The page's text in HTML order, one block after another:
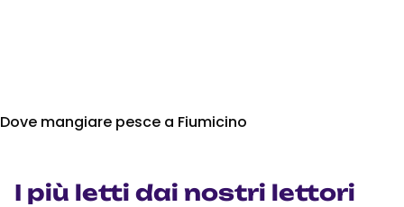
Dove mangiare pesce a Fiumicino
I più letti dai nostri lettori